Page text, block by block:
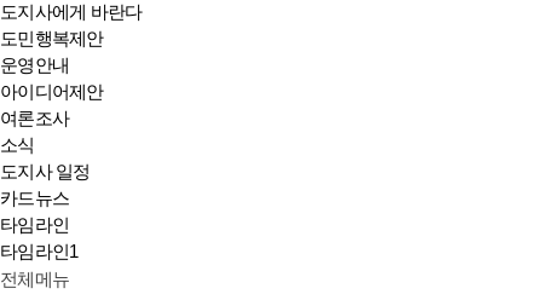
도지사에게 바란다
도민행복제안
운영안내
아이디어제안
여론조사
소식
도지사 일정
카드뉴스
타임라인
타임라인1
전체메뉴